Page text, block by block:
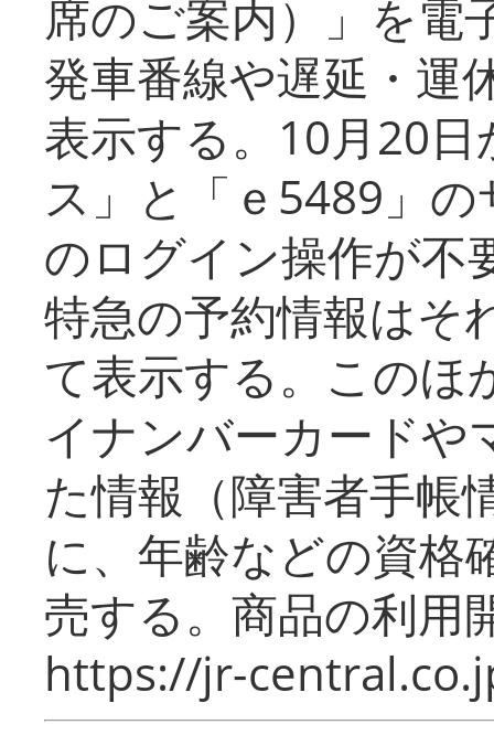
席のご案内）」を電
発車番線や遅延・運
表示する。10月20
ス」と「ｅ5489」
のログイン操作が不
特急の予約情報はそ
て表示する。このほ
イナンバーカードや
た情報（障害者手帳
に、年齢などの資格
売する。商品の利用
https://jr-